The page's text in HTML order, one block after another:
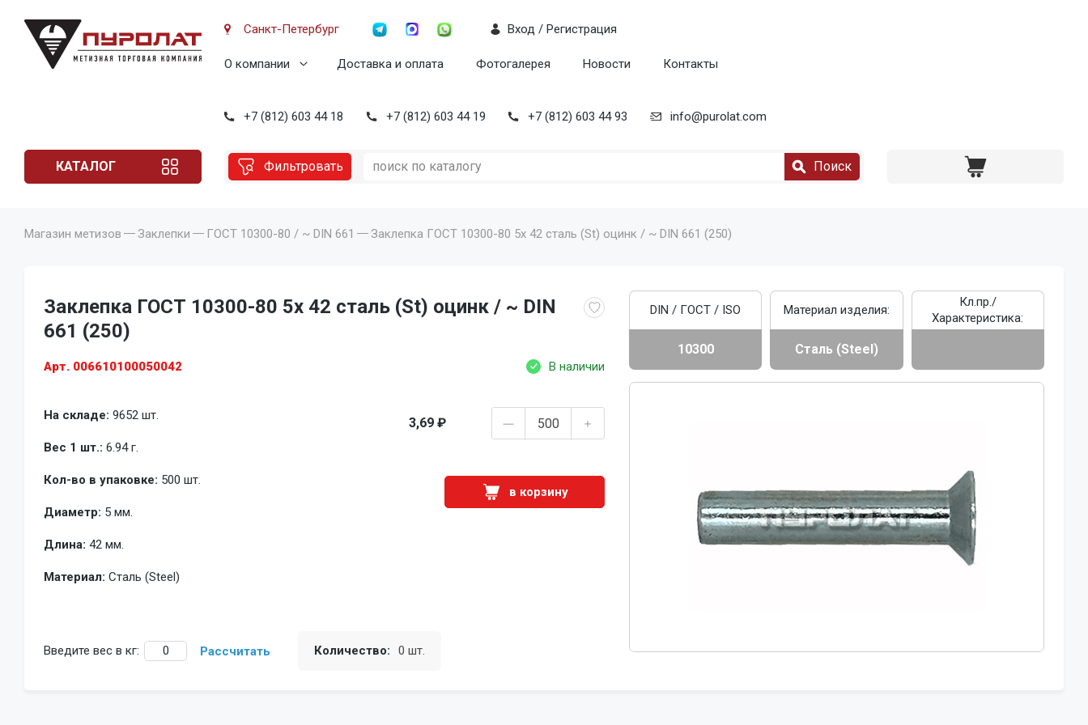
Санкт-Петербург
О компании Доставка и оплата Фотогалерея Новости Контакты
Вход / Регистрация
+7 (812) 603 44 18 +7 (812) 603 44 19 +7 (812) 603 44 93 info@purolat.com
КАТАЛОГ Фильтровать Поиск
Магазин метизов Заклепки ГОСТ 10300-80 / ~ DIN 661 Заклепка ГОСТ 10300-80 5x 42 сталь (St) оцинк / ~ DIN 661 (250)
Заклепка ГОСТ 10300-80 5x 42 сталь (St) оцинк / ~ DIN
661 (250)
Арт. 006610100050042 В наличии
На складе: 9652 шт.
Вес 1 шт.: 6.94 г.
Кол-во в упаковке: 500 шт.
Диаметр: 5 мм.
Длина: 42 мм.
Материал: Сталь (Steel)
3,69 ₽
в корзину
Введите вес в кг: Рассчитать Количество: 0 шт.
DIN / ГОСТ / ISO
10300
Материал изделия:
Сталь (Steel)
Кл.пр./
Характеристика: